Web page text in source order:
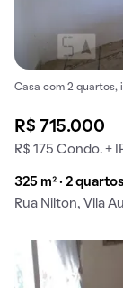
Casa com 2 quartos,
R$ 715.000
R$ 175 Condo. +
325 m² · 2
Rua Nilton, Vila